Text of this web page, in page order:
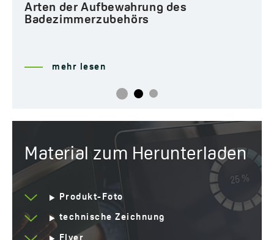
Arten der Aufbewahrung des
Badezimmerzubehörs
mehr lesen
Material zum Herunterladen
Produkt-Foto
technische Zeichnung